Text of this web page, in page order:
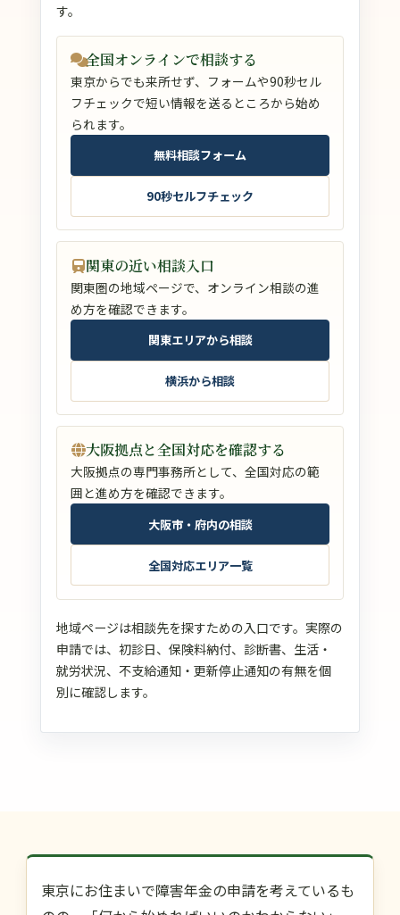
す。
全国オンラインで相談する
東京からでも来所せず、フォームや90秒セル
フチェックで短い情報を送るところから始め
られます。
無料相談フォーム
90秒セルフチェック
関東の近い相談入口
関東圏の地域ページで、オンライン相談の進
め方を確認できます。
関東エリアから相談
横浜から相談
大阪拠点と全国対応を確認する
大阪拠点の専門事務所として、全国対応の範
囲と進め方を確認できます。
大阪市・府内の相談
全国対応エリア一覧
地域ページは相談先を探すための入口です。実際の
申請では、初診日、保険料納付、診断書、生活・
就労状況、不支給通知・更新停止通知の有無を個
別に確認します。
東京にお住まいで障害年金の申請を考えているも